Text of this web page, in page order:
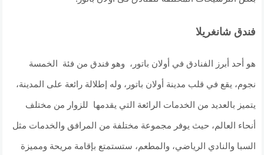
فندق شانغريلا
هو أحد أبرز الفنادق في أولان باتور، وهو فندق من فئة الخمسة
نجوم، يقع في قلب مدينة أولان باتور، وله إطلالة رائعة على المدينة،
يتميز بالعديد من الخدمات الرائعة التي يقدمها للزوار من مختلف
أنحاء العالم، حيث يوفر مجموعة مختلفة من المرافق والخدمات مثل
السبا والنادي الرياضي، والمطعم، ستستمتع بإقامة مريحة ومميزة